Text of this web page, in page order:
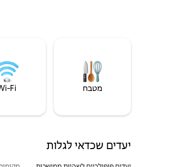
מטבח
יעדים שכדאי לגלות